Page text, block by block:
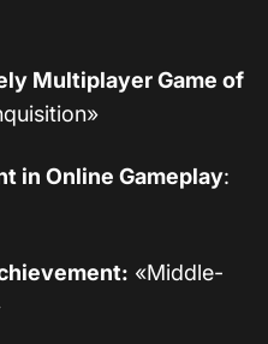
Multiplayer Game of
in Online Gameplay:
«Middle-